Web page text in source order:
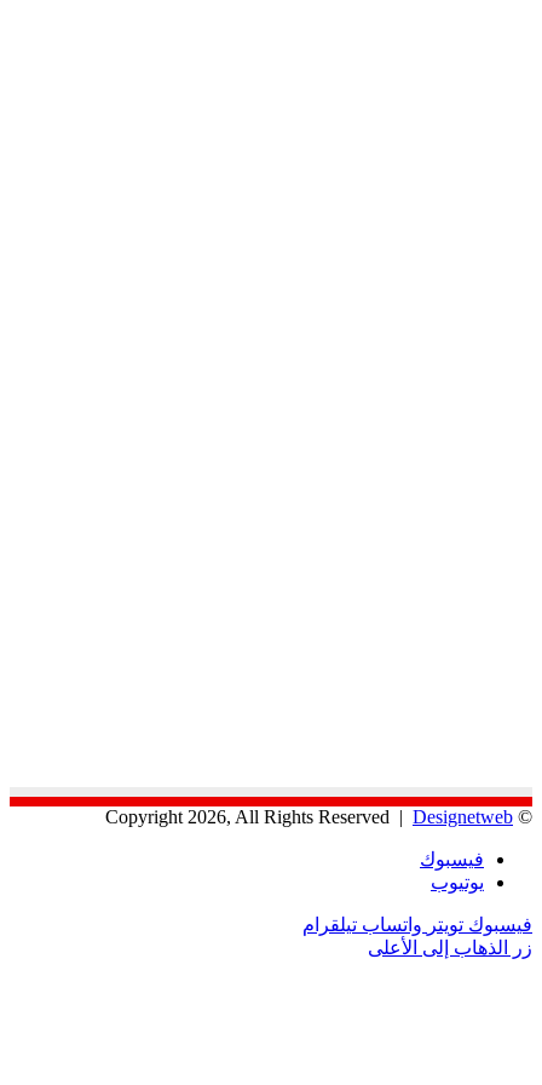
© Copyright 2026, All Rights Reserved |
Designetweb
فيسبوك
يوتيوب
فيسبوك تويتر واتساب تيلقرام
زر الذهاب إلى الأعلى